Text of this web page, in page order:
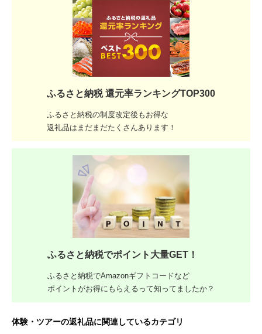
ふるさと納税 還元率ランキングTOP300
ふるさと納税の制度改定後もお得な
返礼品はまだまだたくさんあります！
ふるさと納税でポイント大量GET！
ふるさと納税でAmazonギフトコードなど
ポイントがお得にもらえるって知ってましたか？
体験・ツアーの返礼品に関連しているカテゴリ